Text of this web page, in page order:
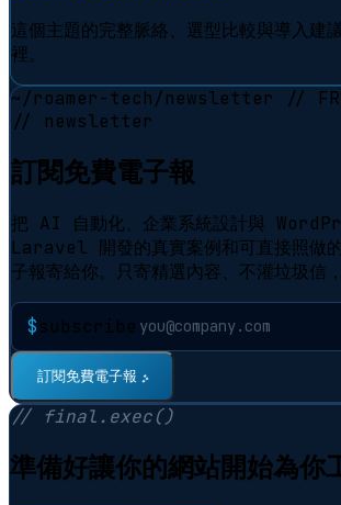
這個主題的完整脈絡、選型比較與導入建
裡。
~/roamer-tech/newsletter
//
// newsletter
訂閱免費電子報
把 AI 自動化、企業系統設計與
Laravel 開發的真實案例和可直接照做
子報寄給你。只寄精選內容、不灌垃圾信
$subscribe
訂閱免費電子報⠋
// final.exec()
準備好讓你的網站開始為你